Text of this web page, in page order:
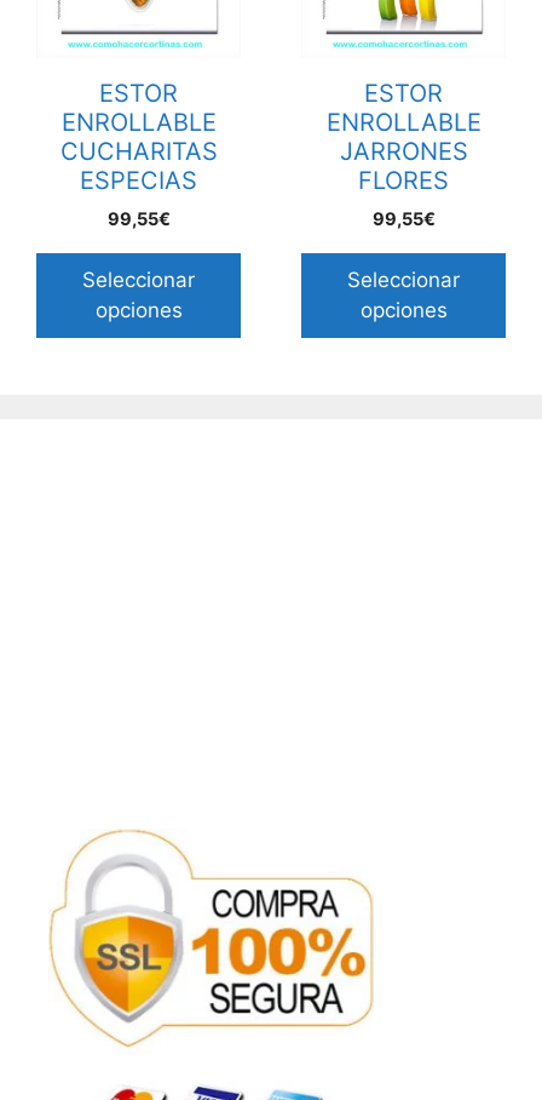
ESTOR
ENROLLABLE
CUCHARITAS
ESPECIAS
99,55€
Seleccionar
opciones
ESTOR
ENROLLABLE
JARRONES
FLORES
99,55€
Seleccionar
opciones